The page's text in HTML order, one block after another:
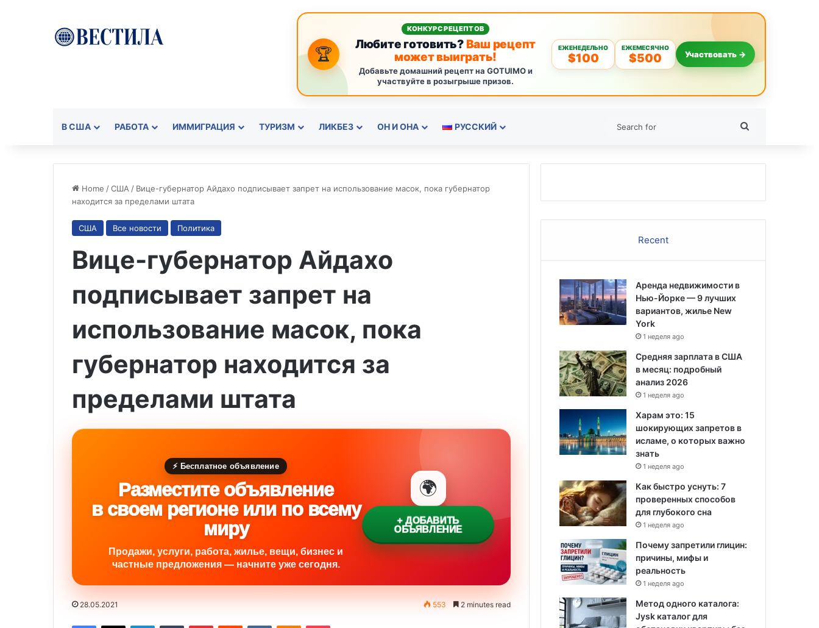
🏆
КОНКУРС РЕЦЕПТОВ
Любите готовить?Ваш рецепт
может выиграть!
Добавьте домашний рецепт на GOTUIMO и
участвуйте в розыгрыше призов.
ЕЖЕНЕДЕЛЬНО
$100
ЕЖЕМЕСЯЧНО
$500 Участвовать →
В США РАБОТА ИММИГРАЦИЯ ТУРИЗМ ЛИКБЕЗ ОН И ОНА РУССКИЙ
Home /США / Вице-губернатор Айдахо подписывает запрет на использование масок, пока губернатор
находится за пределами штата
США Все новости Политика
Вице-губернатор Айдахо
подписывает запрет на
использование масок, пока
губернатор находится за
пределами штата
⚡ Бесплатное объявление
Разместите объявление
в своем регионе или по всему
миру
Продажи, услуги, работа, жилье, вещи, бизнес и
частные предложения — начните уже сегодня.
🌍
+ ДОБАВИТЬ
ОБЪЯВЛЕНИЕ
28.05.2021 553 2 minutes read
Recent
Аренда недвижимости в
Нью-Йорке — 9 лучших
вариантов, жилье New
York
1 неделя ago
Средняя зарплата в США
в месяц: подробный
анализ 2026
1 неделя ago
Харам это: 15
шокирующих запретов в
исламе, о которых важно
знать
1 неделя ago
Как быстро уснуть: 7
проверенных способов
для глубокого сна
1 неделя ago
Почему запретили глицин:
причины, мифы и
реальность
1 неделя ago
Метод одного каталога:
Jysk каталог для